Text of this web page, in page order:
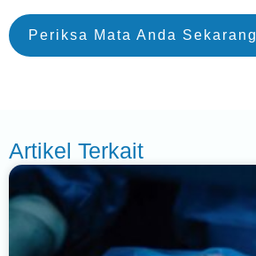
Periksa Mata Anda Sekarang
Artikel Terkait